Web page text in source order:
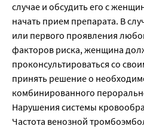
случае и обсудить его с
начать прием препарата. В
или первого проявления
факторов риска, женщина
проконсультироваться со
принять решение о
комбинированного
Нарушения системы
Частота венозной